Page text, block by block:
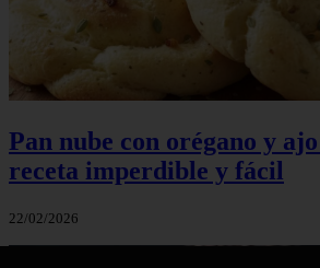
Pan nube con orégano y
receta imperdible y fácil
22/02/2026